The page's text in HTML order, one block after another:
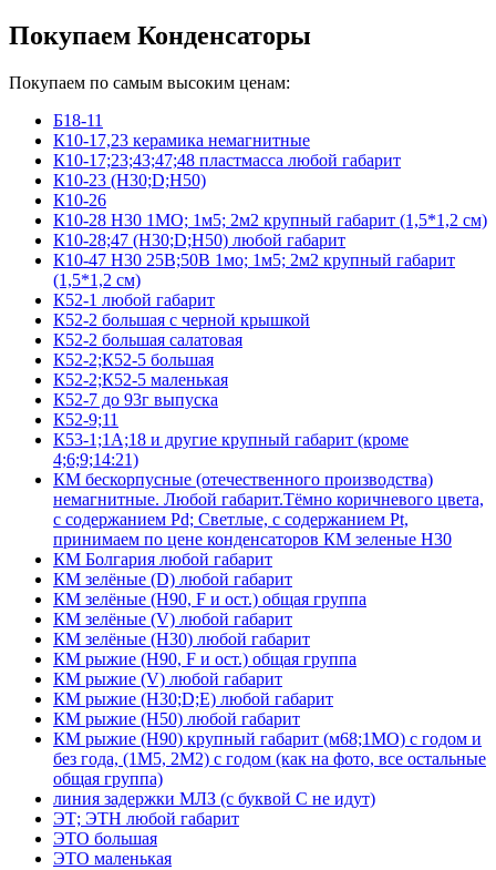
Покупаем Конденсаторы
Покупаем по самым высоким ценам:
Б18-11
К10-17,23 керамика немагнитные
К10-17;23;43;47;48 пластмасса любой габарит
К10-23 (Н30;D;Н50)
К10-26
К10-28 Н30 1МО; 1м5; 2м2 крупный габарит (1,5*1,2 см)
К10-28;47 (Н30;D;Н50) любой габарит
К10-47 Н30 25В;50В 1мо; 1м5; 2м2 крупный габарит
(1,5*1,2 см)
К52-1 любой габарит
К52-2 большая с черной крышкой
К52-2 большая салатовая
К52-2;К52-5 большая
К52-2;К52-5 маленькая
К52-7 до 93г выпуска
К52-9;11
К53-1;1А;18 и другие крупный габарит (кроме
4;6;9;14:21)
КМ бескорпусные (отечественного производства)
немагнитные. Любой габарит.Тёмно коричневого цвета,
с содержанием Pd; Светлые, с содержанием Pt,
принимаем по цене конденсаторов КМ зеленые Н30
КМ Болгария любой габарит
КМ зелёные (D) любой габарит
КМ зелёные (H90, F и ост.) общая группа
КМ зелёные (V) любой габарит
КМ зелёные (Н30) любой габарит
КМ рыжие (H90, F и ост.) общая группа
КМ рыжие (V) любой габарит
КМ рыжие (Н30;D;E) любой габарит
КМ рыжие (Н50) любой габарит
КМ рыжие (Н90) крупный габарит (м68;1МО) с годом и
без года, (1М5, 2М2) с годом (как на фото, все остальные
общая группа)
линия задержки МЛЗ (с буквой С не идут)
ЭТ; ЭТН любой габарит
ЭТО большая
ЭТО маленькая